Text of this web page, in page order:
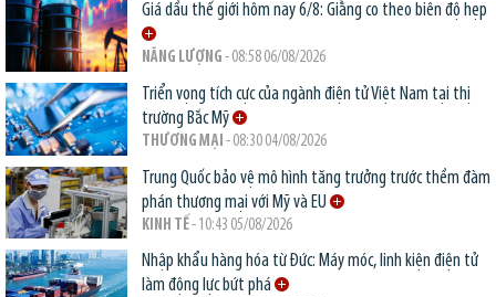
Giá dầu thế giới hôm nay 6/8: Giằng co theo biên độ hẹp
NĂNG LƯỢNG - 08:58 06/08/2026
Triển vọng tích cực của ngành điện tử Việt Nam tại thị
trường Bắc Mỹ
THƯƠNG MẠI - 08:30 04/08/2026
Trung Quốc bảo vệ mô hình tăng trưởng trước thềm đàm
phán thương mại với Mỹ và EU
KINH TẾ- 10:43 05/08/2026
Nhập khẩu hàng hóa từ Đức: Máy móc, linh kiện điện tử
làm động lực bứt phá